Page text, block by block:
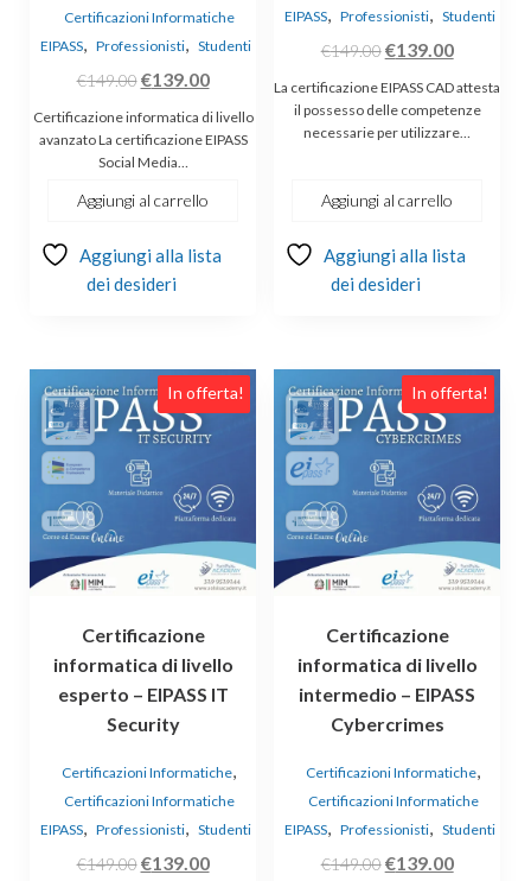
Certificazioni Informatiche
EIPASS, Professionisti, Studenti
€149.00 Il
prezzo
originale
era:
€149.00.
€139.00Il
prezzo
attuale
Certificazione informatica di livello
avanzato La certificazione EIPASS
Social Media…
Aggiungi al carrello
Aggiungi alla lista
dei desideri
EIPASS, Professionisti, Studenti
€149.00Il
prezzo
originale
era:
€139.00Il
prezzo
attuale
è:
La certificazione EIPASS CAD attesta
il possesso delle competenze
necessarie per utilizzare…
Aggiungi al carrello
Aggiungi alla lista
dei desideri
In offerta!
Certificazione
informatica di livello
esperto – EIPASS IT
Security
Certificazioni Informatiche,
Certificazioni Informatiche
EIPASS, Professionisti, Studenti
€149.00 Il
€139.00Il
In offerta!
Certificazione
informatica di livello
intermedio – EIPASS
Cybercrimes
Certificazioni Informatiche,
Certificazioni Informatiche
EIPASS, Professionisti, Studenti
€149.00Il
€139.00Il